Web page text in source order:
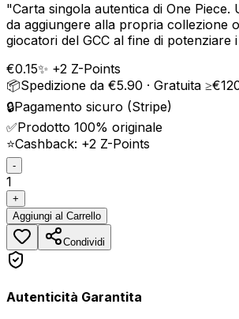
"Carta singola autentica di One Piece.
da aggiungere alla propria collezione
giocatori del GCC al fine di potenziare
€0.15✨ +2 Z-Points
📦Spedizione da €5.90 · Gratuita
🔒Pagamento sicuro (Stripe)
✅Prodotto 100% originale
⭐Cashback: +2 Z-Points
-
1
+
Aggiungi al Carrello
Condividi
Autenticità Garantita